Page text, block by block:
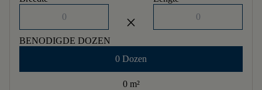
close
BENODIGDE DOZEN
0 Dozen
0 m²